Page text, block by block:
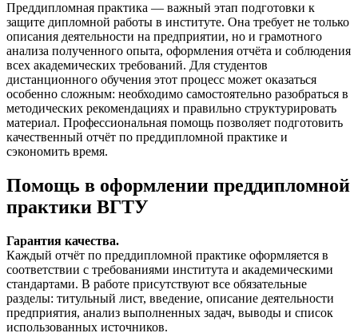
Преддипломная практика — важный этап подготовки к
защите дипломной работы в институте. Она требует не только
описания деятельности на предприятии, но и грамотного
анализа полученного опыта, оформления отчёта и соблюдения
всех академических требований. Для студентов
дистанционного обучения этот процесс может оказаться
особенно сложным: необходимо самостоятельно разобраться в
методических рекомендациях и правильно структурировать
материал. Профессиональная помощь позволяет подготовить
качественный отчёт по преддипломной практике и
сэкономить время.
Помощь в оформлении преддипломной
практики ВГТУ
Гарантия качества.
Каждый отчёт по преддипломной практике оформляется в
соответствии с требованиями института и академическими
стандартами. В работе присутствуют все обязательные
разделы: титульный лист, введение, описание деятельности
предприятия, анализ выполненных задач, выводы и список
использованных источников.